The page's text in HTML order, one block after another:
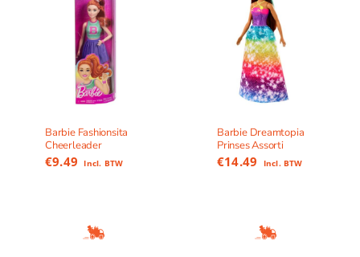
Barbie Fashionsita
Cheerleader
€9.49 Incl. BTW
Barbie Dreamtopia
Prinses Assorti
€14.49 Incl. BTW